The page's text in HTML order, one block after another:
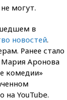
могут.
в
новостей.
Ранее стало
Мария Аронова
комедии»
на YouTube.